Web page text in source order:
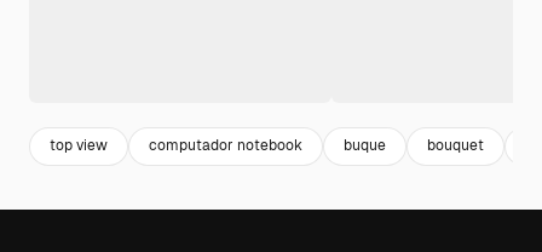
top view computador notebook buque bouquet